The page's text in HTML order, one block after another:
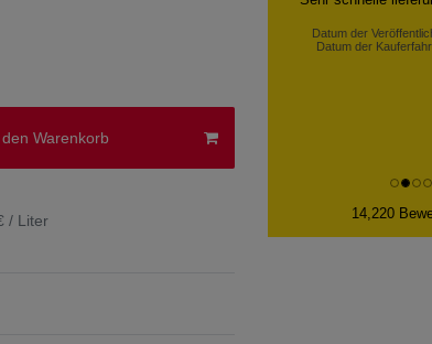
Warenkorb
/ Liter
Datum der
Datum der
14,220